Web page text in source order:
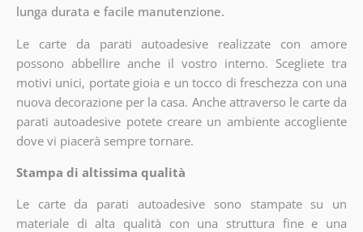
lunga durata e facile manutenzione.
Le carte da parati autoadesive realizzate con amore
possono abbellire anche il vostro interno. Scegliete tra
motivi unici, portate gioia e un tocco di freschezza con una
nuova decorazione per la casa. Anche attraverso le carte da
parati autoadesive potete creare un ambiente accogliente
dove vi piacerà sempre tornare.
Stampa di altissima qualità
Le carte da parati autoadesive sono stampate su un
materiale di alta qualità con una struttura fine e una